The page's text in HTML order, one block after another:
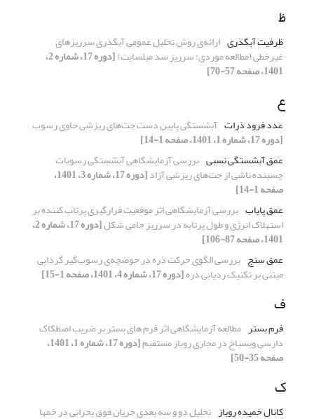
ظ
ظرفیت آبگذری ارائه‌ی روش تحلیل عمومی آبگذری سرریزهای
غیرخطی (مطالعه موردی: سرریز سد میلسایت) [دوره 17، شماره 2،
1401، صفحه 57-70]
ع
عدد فرود ذرات آبشستگی پایین دست جت‌های ریزشی حاوی رسوب
[دوره 17، شماره 1، 1401، صفحه 1-14]
عمق آبشستگی نسبی بررسی آزمایشگاهی آبشستگی رسوبات
چسبنده ناشی از جت‌های ریزشی آزاد [دوره 17، شماره 3، 1401،
صفحه 1-14]
عمق پایاب بررسی آزمایشگاهی اثر موقعیت قرارگیری پرتاب کننده بر
استهلاک انرژی و طول پرتابه در سرریز جامی شکل [دوره 17، شماره 2،
1401، صفحه 87-106]
عمق سنج بررسی الگوی حرکت ذره در حوضچه‌ی رسوب‌گیر گردابی
مبتنی بر تکنیک ردیابی ذره[دوره 17، شماره 4، 1401، صفحه 1-15]
ف
فرم بستر مطالعه آزمایشگاهی اثر فرم های بستر بر ضریب اصطکاک
دارسی ویسباخ در مجاری روباز مستقیم [دوره 17، شماره 1، 1401،
صفحه 35-50]
ک
کانال خمیده روباز تحلیل دو و سه بعدی جریان‏ فوق بحرانی در خم‏ها